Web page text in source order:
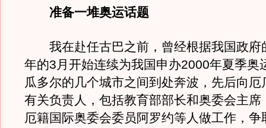
准备一堆奥运话题
我在赴任古巴之前，曾经根据我国政府
年的3月开始连续为我国申办2000年夏季奥
瓜多尔的几个城市之间到处奔波，先后向厄
有关负责人，包括教育部部长和奥委会主席
厄籍国际奥委会委员阿罗约等人做工作，争